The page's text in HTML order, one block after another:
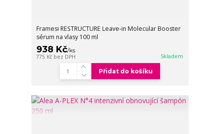
Framesi RESTRUCTURE Leave-in Molecular Booster
sérum na vlasy 100 ml
938 Kč/ks
775 Kč bez DPH Skladem
Přidat do košíku